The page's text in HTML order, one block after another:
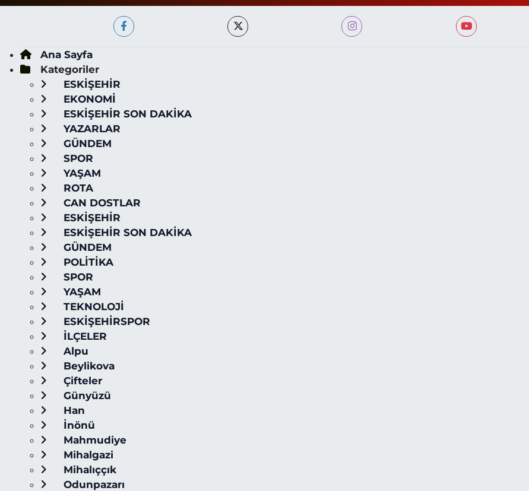
Ana Sayfa
Kategoriler
ESKİŞEHİR
EKONOMİ
ESKİŞEHİR SON DAKİKA
YAZARLAR
GÜNDEM
SPOR
YAŞAM
ROTA
CAN DOSTLAR
ESKİŞEHİR
ESKİŞEHİR SON DAKİKA
GÜNDEM
POLİTİKA
SPOR
YAŞAM
TEKNOLOJİ
ESKİŞEHİRSPOR
İLÇELER
Alpu
Beylikova
Çifteler
Günyüzü
Han
İnönü
Mahmudiye
Mihalgazi
Mihalıççık
Odunpazarı